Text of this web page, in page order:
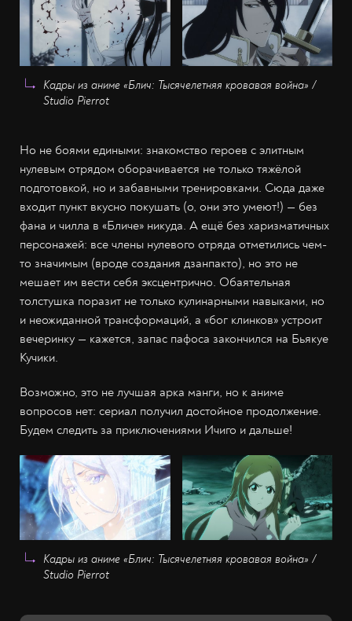
Кадры из аниме «Блич: Тысячелетняя кровавая война» /
Studio Pierrot
Но не боями едиными: знакомство героев с элитным
нулевым отрядом оборачивается не только тяжёлой
подготовкой, но и забавными тренировками. Сюда даже
входит пункт вкусно покушать (о, они это умеют!) — без
фана и чилла в «Бличе» никуда. А ещё без харизматичных
персонажей: все члены нулевого отряда отметились чем-
то значимым (вроде создания дзанпакто), но это не
мешает им вести себя эксцентрично. Обаятельная
толстушка поразит не только кулинарными навыками, но
и неожиданной трансформаций, а «бог клинков» устроит
вечеринку — кажется, запас пафоса закончился на Бьякуе
Кучики.
Возможно, это не лучшая арка манги, но к аниме
вопросов нет: сериал получил достойное продолжение.
Будем следить за приключениями Ичиго и дальше!
Кадры из аниме «Блич: Тысячелетняя кровавая война» /
Studio Pierrot